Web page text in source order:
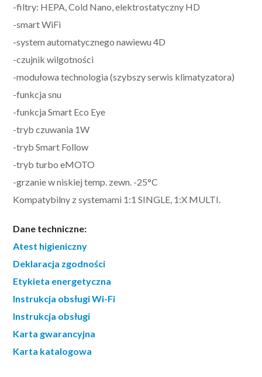
-filtry: HEPA, Cold Nano, elektrostatyczny HD
-smart WiFi
-system automatycznego nawiewu 4D
-czujnik wilgotności
-modułowa technologia (szybszy serwis klimatyzatora)
-funkcja snu
-funkcja Smart Eco Eye
-tryb czuwania 1W
-tryb Smart Follow
-tryb turbo eMOTO
-grzanie w niskiej temp. zewn. -25°C
Kompatybilny z systemami 1:1 SINGLE, 1:X MULTI.
Dane techniczne:
Atest higieniczny
Deklaracja zgodności
Etykieta energetyczna
Instrukcja obsługi Wi-Fi
Instrukcja obsługi
Karta gwarancyjna
Karta katalogowa